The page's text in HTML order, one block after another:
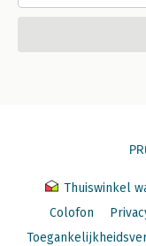
Thuiswinkel
Colofon